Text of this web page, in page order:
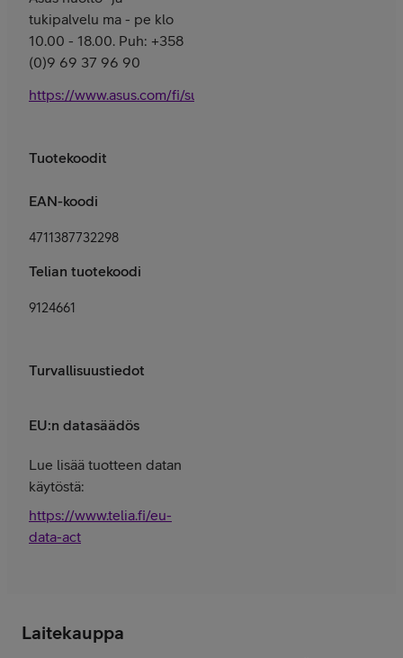
tukipalvelu ma - pe klo
10.00 - 18.00. Puh: +358
(0)9 69 37 96 90
https://www.asus.com/fi/support/
Tuotekoodit
EAN-koodi
4711387732298
Telian tuotekoodi
9124661
Turvallisuustiedot
EU:n datasäädös
Lue lisää tuotteen datan
käytöstä:
https://www.telia.fi/eu-
data-act
Laitekauppa